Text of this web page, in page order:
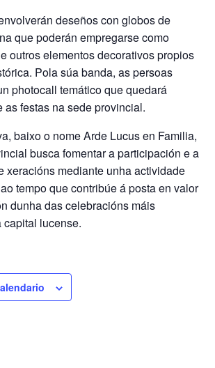
deseños con globos de
que poderán empregarse como
outros elementos decorativos propios
Pola súa banda, as persoas
photocall temático que quedará
as festas na sede provincial.
baixo o nome Arde Lucus en Familia,
busca fomentar a participación e a
xeracións mediante unha actividade
tempo que contribúe á posta en valor
dunha das celebracións máis
lucense.